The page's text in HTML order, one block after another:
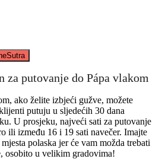
Sutra
za putovanje do Pápa vlakom
ako želite izbjeći gužve, možete
putuju u sljedećih 30 dana
U prosjeku, najveći sati za putovanje
ili između 16 i 19 sati navečer. Imajte
polaska jer će vam možda trebati
osobito u velikim gradovima!